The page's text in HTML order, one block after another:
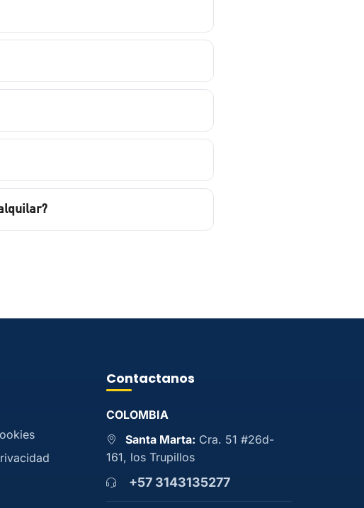
Contactanos
COLOMBIA
Santa Marta: Cra. 51 #26d-
161, los Trupillos
+57 3143135277